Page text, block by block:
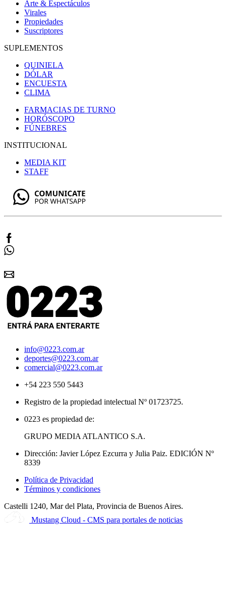
Arte & Espectáculos
Virales
Propiedades
Suscriptores
SUPLEMENTOS
QUINIELA
DÓLAR
ENCUESTA
CLIMA
FARMACIAS DE TURNO
HORÓSCOPO
FÚNEBRES
INSTITUCIONAL
MEDIA KIT
STAFF
info@0223.com.ar
deportes@0223.com.ar
comercial@0223.com.ar
+54 223 550 5443
Registro de la propiedad intelectual Nº 01723725.
0223 es propiedad de:
GRUPO MEDIA ATLANTICO S.A.
Dirección: Javier López Ezcurra y Julia Paiz. EDICIÓN Nº
8339
Política de Privacidad
Términos y condiciones
Castelli 1240, Mar del Plata, Provincia de Buenos Aires.
Mustang Cloud - CMS para portales de noticias